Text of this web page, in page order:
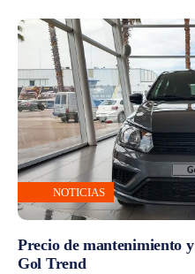
NOTICIAS
Precio de mantenimiento
Gol Trend